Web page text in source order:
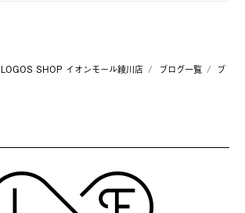
LOGOS SHOP イオンモール綾川店 ブログ一覧
ブ